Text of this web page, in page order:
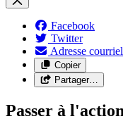
Facebook
Twitter
Adresse courriel
Copier
Partager…
Passer à l'action